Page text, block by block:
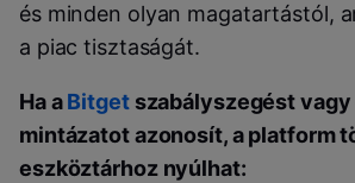
és minden olyan magatartástól,
a piac tisztaságát.
Ha aBitgetszabályszegést vagy
mintázatot azonosít, a platform
eszköztárhoz nyúlhat: